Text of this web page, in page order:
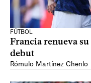
FÚTBOL
Francia renueva
debut
Rómulo Martínez Chenlo